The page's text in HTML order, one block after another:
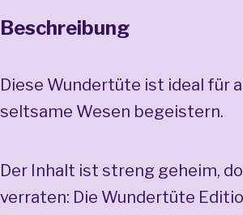
Beschreibung
Diese Wundertüte ist ideal für
seltsame Wesen begeistern.
Der Inhalt ist streng geheim,
verraten: Die Wundertüte